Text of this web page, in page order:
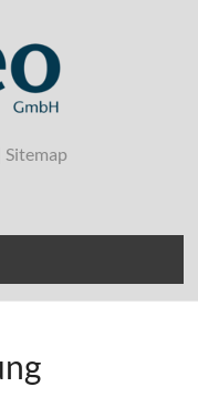
Sitemap